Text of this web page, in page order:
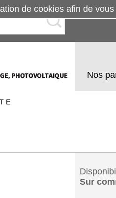
Nos
E
Sur
de cookies afin de